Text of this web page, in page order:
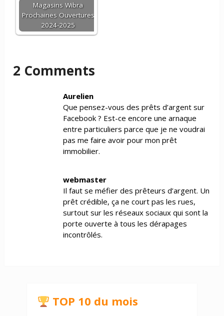
Magasins Wibra
Prochaines Ouvertures
2024-2025
2 Comments
Aurelien
Que pensez-vous des prêts d’argent sur
Facebook ? Est-ce encore une arnaque
entre particuliers parce que je ne voudrai
pas me faire avoir pour mon prêt
immobilier.
webmaster
Il faut se méfier des prêteurs d’argent. Un
prêt crédible, ça ne court pas les rues,
surtout sur les réseaux sociaux qui sont la
porte ouverte à tous les dérapages
incontrôlés.
TOP 10 du mois